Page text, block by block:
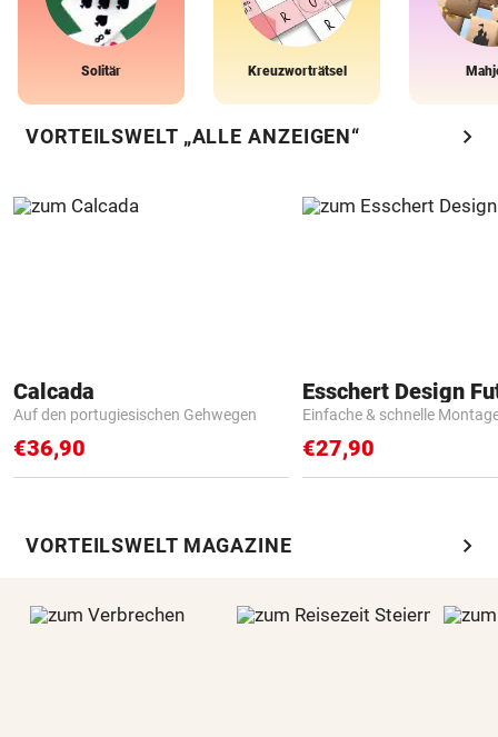
Solitär Kreuzworträtsel
VORTEILSWELT „ALLE ANZEIGEN“ chevron_right
Calcada
Auf den portugiesischen Gehwegen
€36,90
Einfache & schnelle
€27,90
VORTEILSWELT MAGAZINE chevron_right